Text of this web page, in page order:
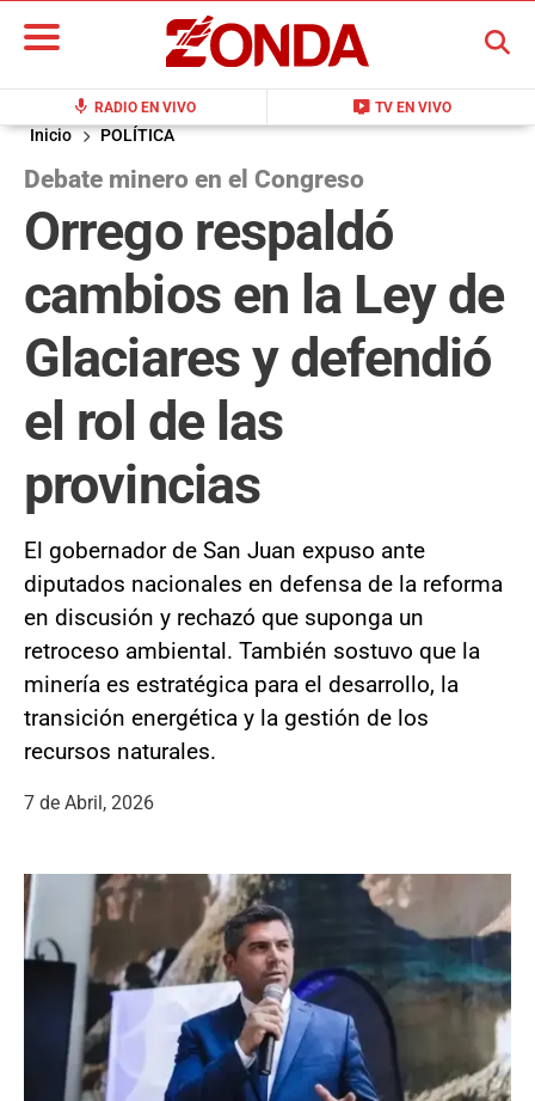
mic RADIO EN VIVO live_tv TV EN VIVO
BUSCAR
Inicio POLÍTICA
Debate minero en el Congreso
Orrego respaldó
cambios en la Ley de
Glaciares y defendió
el rol de las
provincias
El gobernador de San Juan expuso ante
diputados nacionales en defensa de la reforma
en discusión y rechazó que suponga un
retroceso ambiental. También sostuvo que la
minería es estratégica para el desarrollo, la
transición energética y la gestión de los
recursos naturales.
7 de Abril, 2026